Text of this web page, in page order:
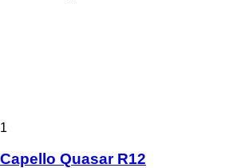
1
Capello Quasar R12